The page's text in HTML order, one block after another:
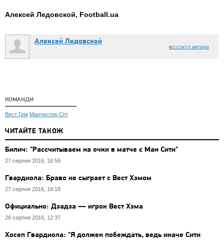
Алексей Ледовской, Football.ua
Алексей Ледовской
всі статті автора
КОМАНДИ
Вест Гем Манчестер Сіті
ЧИТАЙТЕ ТАКОЖ
Билич: "Рассчитываем на очки в матче с Ман Сити"
27 серпня 2016, 16:59
Гвардиола: Браво не сыграет с Вест Хэмом
27 серпня 2016, 18:18
Официально: Дзадза — игрок Вест Хэма
28 серпня 2016, 12:37
Хосеп Гвардиола: "Я должен побеждать, ведь иначе Сити